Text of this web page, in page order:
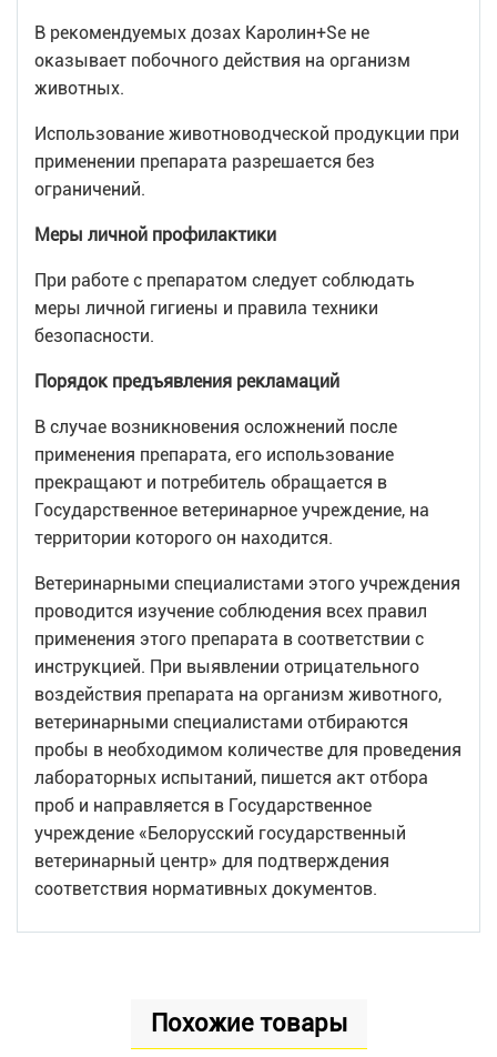
В рекомендуемых дозах Каролин+Se не
оказывает побочного действия на организм
животных.
Использование животноводческой продукции при
применении препарата разрешается без
ограничений.
Меры личной профилактики
При работе с препаратом следует соблюдать
меры личной гигиены и правила техники
безопасности.
Порядок предъявления рекламаций
В случае возникновения осложнений после
применения препарата, его использование
прекращают и потребитель обращается в
Государственное ветеринарное учреждение, на
территории которого он находится.
Ветеринарными специалистами этого учреждения
проводится изучение соблюдения всех правил
применения этого препарата в соответствии с
инструкцией. При выявлении отрицательного
воздействия препарата на организм животного,
ветеринарными специалистами отбираются
пробы в необходимом количестве для проведения
лабораторных испытаний, пишется акт отбора
проб и направляется в Государственное
учреждение «Белорусский государственный
ветеринарный центр» для подтверждения
соответствия нормативных документов.
Похожие товары